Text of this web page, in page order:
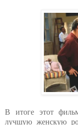
В итоге этот
лучшую женскую